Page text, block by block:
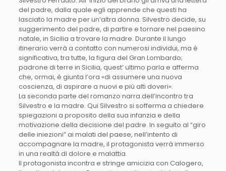
del padre, dalla quale egli apprende che questi ha
lasciato la madre per un’altra donna. Silvestro decide, su
suggerimento del padre, di partire e tornare nel paesino
natale, in Sicilia a trovare la madre. Durante il lungo
itinerario verrà a contatto con numerosi individui, ma è
significativa, tra tutte, la figura del Gran Lombardo;
padrone di terre in Sicilia, quest’ ultimo parla e afferma
che, ormai, è giunta l’ora «di assumere una nuova
coscienza, di aspirare a nuovi e più alti doveri».
La seconda parte del romanzo narra dell’incontro tra
Silvestro e la madre. Qui Silvestro si sofferma a chiedere
spiegazioni a proposito della sua infanzia e della
motivazione della decisione del padre. In seguito al “giro
delle iniezioni” ai malati del paese, nell’intento di
accompagnare la madre, il protagonista verrà immerso
in una realtà di dolore e malattia.
Il protagonista incontra e stringe amicizia con Calogero,